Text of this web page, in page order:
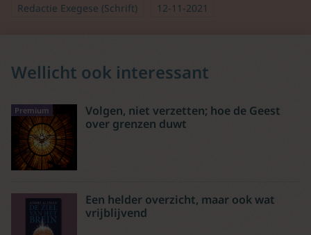
Redactie Exegese (Schrift)
12-11-2021
Wellicht ook interessant
Premium
Volgen, niet verzetten; hoe de Geest
over grenzen duwt
Een helder overzicht, maar ook wat
vrijblijvend